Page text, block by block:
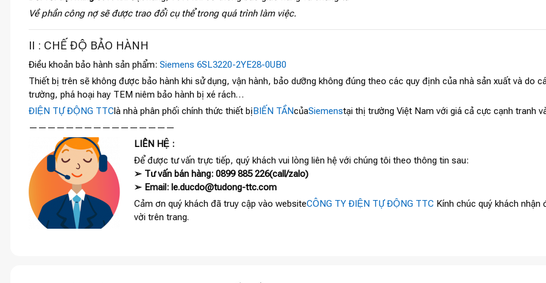
Về phần công nợ sẽ được trao đổi cụ thể trong quá trình làm việc.
II : CHẾ ĐỘ BẢO HÀNH
Điều khoản bảo hành sản phẩm: Siemens 6SL3220-2YE28-0UB0
Thiết bị trên sẽ không được bảo hành khi sử dụng, vận hành, bảo dưỡng không đúng theo các quy định của nhà sản xuất và do
trường, phá hoại hay TEM niêm bảo hành bị xé rách…
ĐIỆN TỰ ĐỘNG TTClà nhà phân phối chính thức thiết bịBIẾN TẦNcủaSiemenstại thị trường Việt Nam với giá cả cực cạnh tranh
————————————————
LIÊN HỆ :
Để được tư vấn trực tiếp, quý khách vui lòng liên hệ với chúng tôi theo thông tin sau:
➢ Tư vấn bán hàng: 0899 885 226(call/zalo)
➢ Email: le.ducdo@tudong-ttc.com
Cảm ơn quý khách đã truy cập vào websiteCÔNG TY ĐIỆN TỰ ĐỘNG TTC Kính chúc quý khách
vời trên trang.